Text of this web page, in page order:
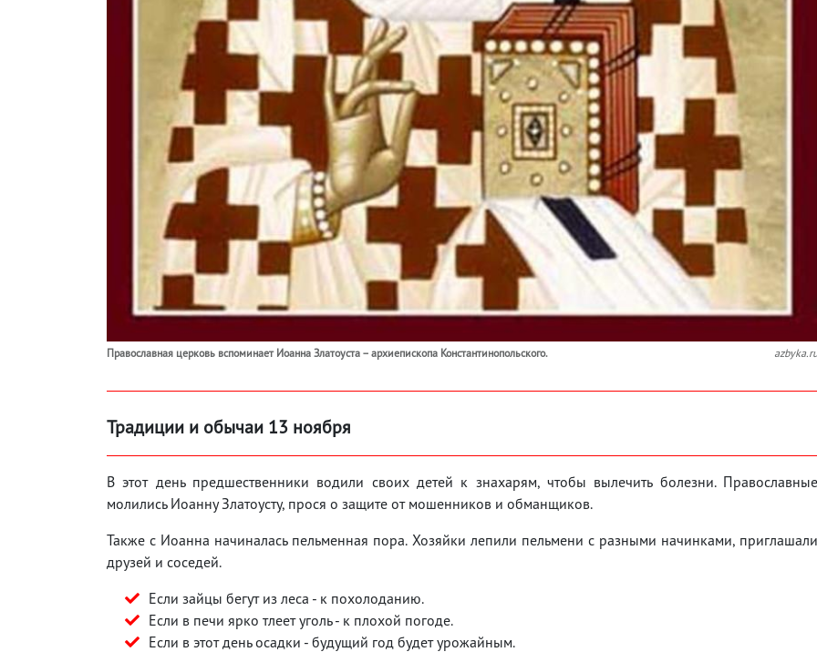
Православная церковь вспоминает Иоанна Златоуста – архиепископа Константинопольского. azbyka.ru
Традиции и обычаи 13 ноября
В этот день предшественники водили своих детей к знахарям, чтобы вылечить болезни. Православные
молились Иоанну Златоусту, прося о защите от мошенников и обманщиков.
Также с Иоанна начиналась пельменная пора. Хозяйки лепили пельмени с разными начинками, приглашали
друзей и соседей.
Если зайцы бегут из леса - к похолоданию.
Если в печи ярко тлеет уголь - к плохой погоде.
Если в этот день осадки - будущий год будет урожайным.